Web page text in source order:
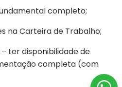
completo;
na Carteira de Trabalho;
ter disponibilidade de
completa (com